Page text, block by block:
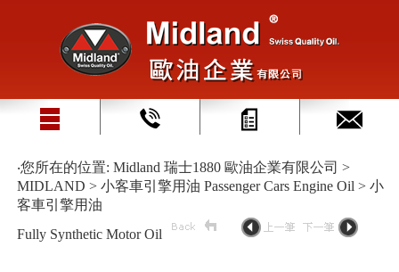
‧您所在的位置: Midland 瑞士1880 歐油企業有限公司 >
MIDLAND > 小客車引擎用油 Passenger Cars Engine Oil > 小
客車引擎用油
Fully Synthetic Motor Oil